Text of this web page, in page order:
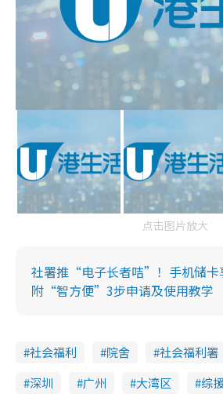
点击图片放大
社署推“电子长者咭”！手机储卡
附“智方便”3步申请及使用教学
社会福利 院舍 社会福利署
深圳
广州 大湾区 综